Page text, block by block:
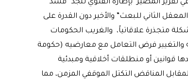
تقرير المصير بإطاره الفئوي لنجد “قسد
الثاني للبعث” والأخير دون القدرة على
متجذرة علاقاتياً، والغريب الحكومات
والتغيير فرض التعامل مع معارضيه (حكومة
قوانين أو منطلقات أخلاقية ومبدئية
المناقض التكتل الموقفي المزمن، مما